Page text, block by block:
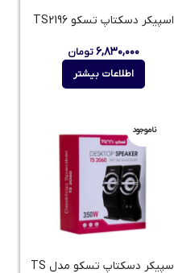
اسپیکر دسکتاپ تسکو TS2196
۶,۸۳۰,۰۰۰ تومان
اطلاعات بیشتر
ناموجود
اسپیکر دسکتاپ تسکو مدل TS